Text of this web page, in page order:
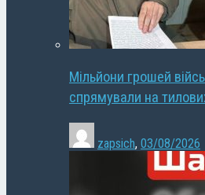
Мільйони грошей
спрямували на
zapsich, 03/08/2026